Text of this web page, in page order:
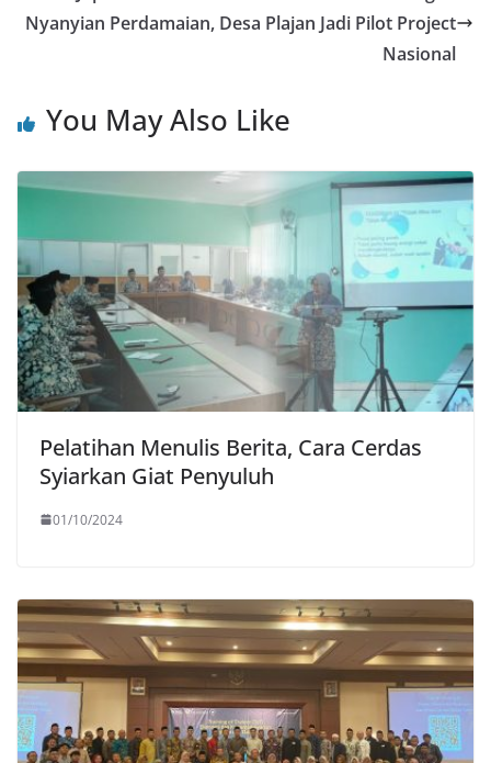
Nyanyian Perdamaian, Desa Plajan Jadi Pilot Project
Nasional
You May Also Like
Pelatihan Menulis Berita, Cara Cerdas
Syiarkan Giat Penyuluh
01/10/2024